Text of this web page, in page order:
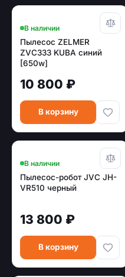
В наличии
Пылесос ZELMER
ZVC333 KUBA синий
[650w]
10 800 ₽
В корзину
В наличии
Пылесос-робот JVC JH-
VR510 черный
13 800 ₽
В корзину